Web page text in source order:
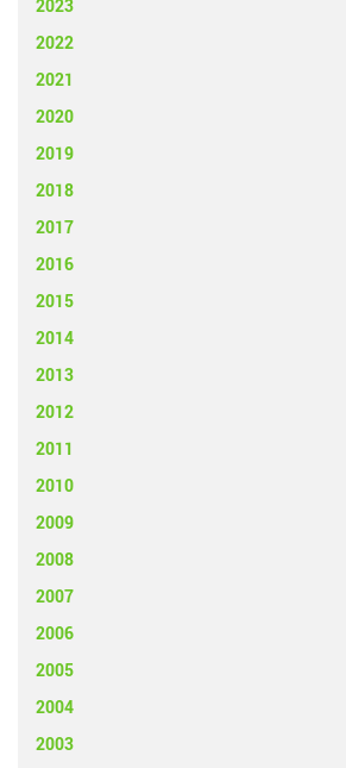
2023
2022
2021
2020
2019
2018
2017
2016
2015
2014
2013
2012
2011
2010
2009
2008
2007
2006
2005
2004
2003